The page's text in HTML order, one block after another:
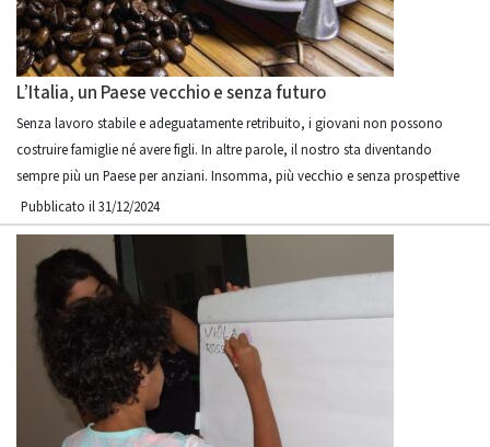
L’Italia, un Paese vecchio e senza futuro
Senza lavoro stabile e adeguatamente retribuito, i giovani non possono
costruire famiglie né avere figli. In altre parole, il nostro sta diventando
sempre più un Paese per anziani. Insomma, più vecchio e senza prospettive
Pubblicato il 31/12/2024